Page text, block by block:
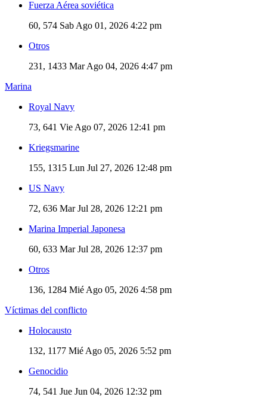
Fuerza Aérea soviética
60, 574 Sab Ago 01, 2026 4:22 pm
Otros
231, 1433 Mar Ago 04, 2026 4:47 pm
Marina
Royal Navy
73, 641 Vie Ago 07, 2026 12:41 pm
Kriegsmarine
155, 1315 Lun Jul 27, 2026 12:48 pm
US Navy
72, 636 Mar Jul 28, 2026 12:21 pm
Marina Imperial Japonesa
60, 633 Mar Jul 28, 2026 12:37 pm
Otros
136, 1284 Mié Ago 05, 2026 4:58 pm
Víctimas del conflicto
Holocausto
132, 1177 Mié Ago 05, 2026 5:52 pm
Genocidio
74, 541 Jue Jun 04, 2026 12:32 pm